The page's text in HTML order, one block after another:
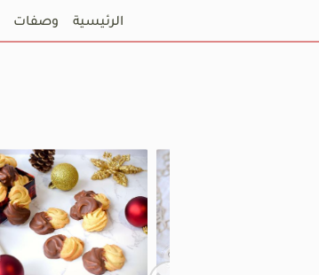
الرئيسية وصفات